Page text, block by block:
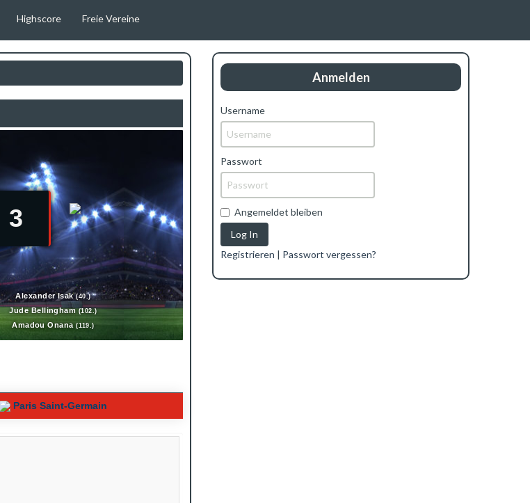
Highscore Freie Vereine
3
Alexander Isak(40.)
Jude Bellingham(102.)
Amadou Onana(119.)
Paris Saint-Germain
Anmelden
Username
Passwort
Angemeldet bleiben
Log In
Registrieren | Passwort vergessen?